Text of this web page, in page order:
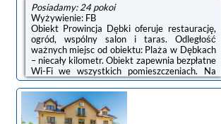
Posiadamy: 24 pokoi
Wyżywienie: FB
Obiekt Prowincja Dębki oferuje restaurację,
ogród, wspólny salon i taras. Odległość
ważnych miejsc od obiektu: Plaża w Dębkach
– niecały kilometr. Obiekt zapewnia bezpłatne
Wi-Fi we wszystkich pomieszczeniach. Na
terenie obiektu dostępny jest też prywatny
parking.Do dyspozycji Gości jest w pełni
wyposażona prywatna łazienka z prysznicem
i suszarką do włosów.Na miejscu serwowane